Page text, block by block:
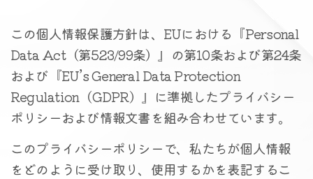
へ
ス
キ
ッ
プ
この個人情報保護方針は、EUにおける『Personal
Data Act（第523/99条）』の第10条および第24条
および『EU’s General Data Protection
Regulation（GDPR）』に準拠したプライバシー
ポリシーおよび情報文書を組み合わせています。
このプライバシーポリシーで、私たちが個人情報
をどのように受け取り、使用するかを表記するこ